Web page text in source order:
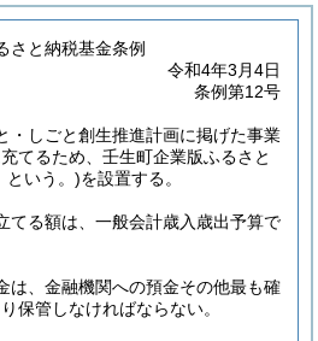
さと納税基金条例
令和4年3月4日
条例第12号
・しごと創生推進計画に掲げた事業
てるため、壬生町企業版ふるさと
という。)を設置する。
てる額は、一般会計歳入歳出予算で
は、金融機関への預金その他最も確
保管しなければならない。